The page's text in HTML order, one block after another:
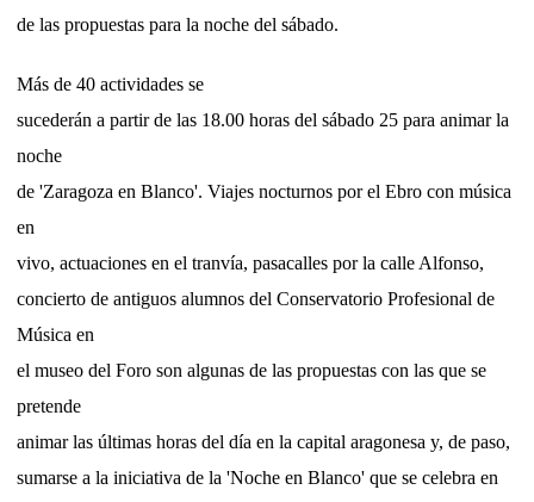
de las propuestas para la noche del sábado.
Más de 40 actividades se
sucederán a partir de las 18.00 horas del sábado 25 para animar la
noche
de 'Zaragoza en Blanco'. Viajes nocturnos por el Ebro con música
en
vivo, actuaciones en el tranvía, pasacalles por la calle Alfonso,
concierto de antiguos alumnos del Conservatorio Profesional de
Música en
el museo del Foro son algunas de las propuestas con las que se
pretende
animar las últimas horas del día en la capital aragonesa y, de paso,
sumarse a la iniciativa de la 'Noche en Blanco' que se celebra en